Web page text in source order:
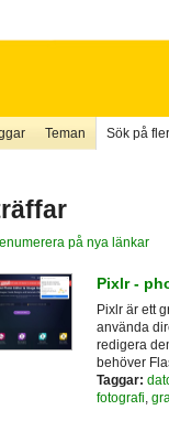
Teman Sök på
på nya länkar
Pixlr -
Pixlr är ett
använda
redigera
behöver
Taggar:
fotografi